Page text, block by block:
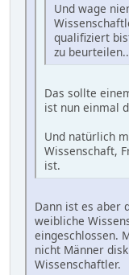
Und wage
qualifiziert
zu
Das sollte
ist nun einmal
Und natürlich
Wissenschaft,
ist.
Dann ist es aber
weibliche
eingeschlossen.
nicht Männer
Wissenschaftler.